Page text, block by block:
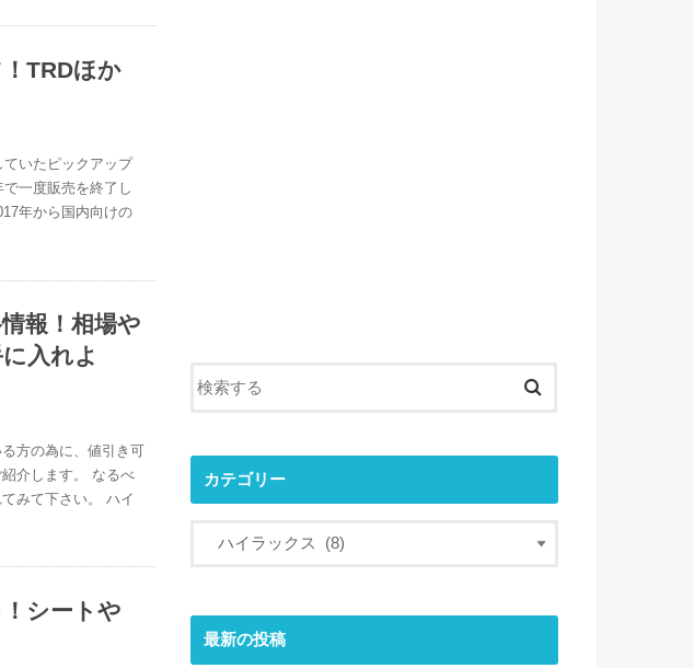
TRDほか
いたピックアップ
一度販売を終了し
年から国内向けの
報！相場や
入れよ
方の為に、値引き可
介します。 なるべ
みて下さい。 ハイ
シートや
カテゴリー
最新の投稿